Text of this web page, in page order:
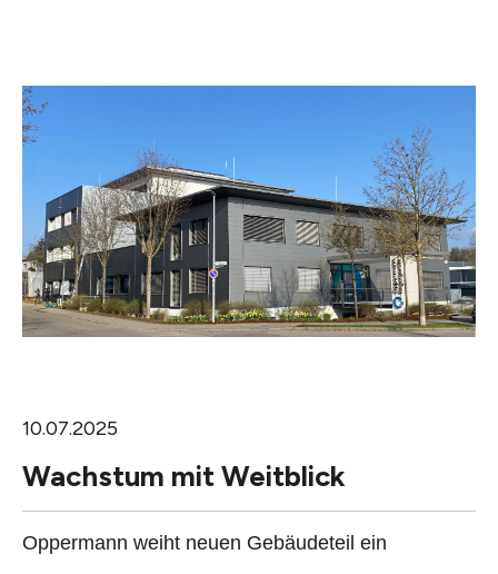
10.07.2025
Wachstum mit Weitblick
Oppermann weiht neuen Gebäudeteil ein